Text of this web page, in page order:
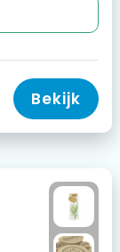
Bekijk